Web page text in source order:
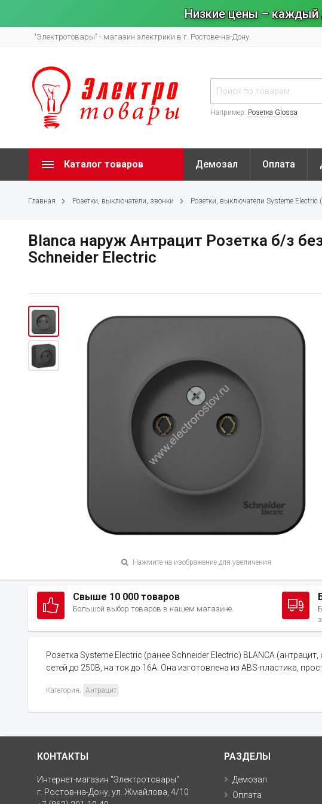
Низкие цены – каждый
"Электротовары" - магазин электрики в г. Ростове-на-Дону.
Например: Розетка Glossa
Каталог товаров Демозал Оплата
Главная Розетки, выключатели, звонки Розетки, выключатели Systeme Electric
Blanca наруж Антрацит Розетка б/з
Schneider Electric
Нажмите на изображение для увеличения
Свыше 10 000 товаров
Большой выбор товаров в нашем магазине.
Розетка Systeme Electric (ранее Schneider Electric) BLANCA
сетей до 250В, на ток до 16А. Она изготовлена из ABS-пластика,
Категория: Антрацит
КОНТАКТЫ
Интернет-магазин "Электротовары"
г. Ростов-на-Дону, ул. Жмайлова, 4/10
РАЗДЕЛЫ
Демозал
Оплата